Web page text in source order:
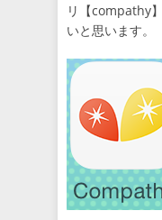
リ【compathy
いと思います。